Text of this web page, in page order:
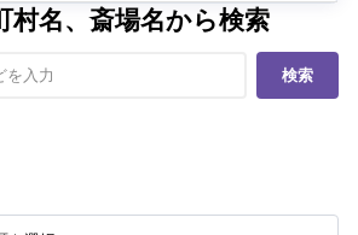
村名、斎場名から検索
検索